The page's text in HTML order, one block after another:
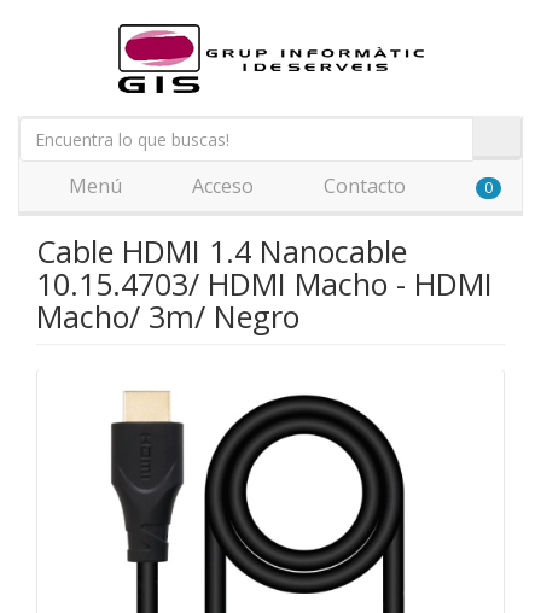
Menú Acceso Contacto 0
Cable HDMI 1.4 Nanocable
10.15.4703/ HDMI Macho - HDMI
Macho/ 3m/ Negro